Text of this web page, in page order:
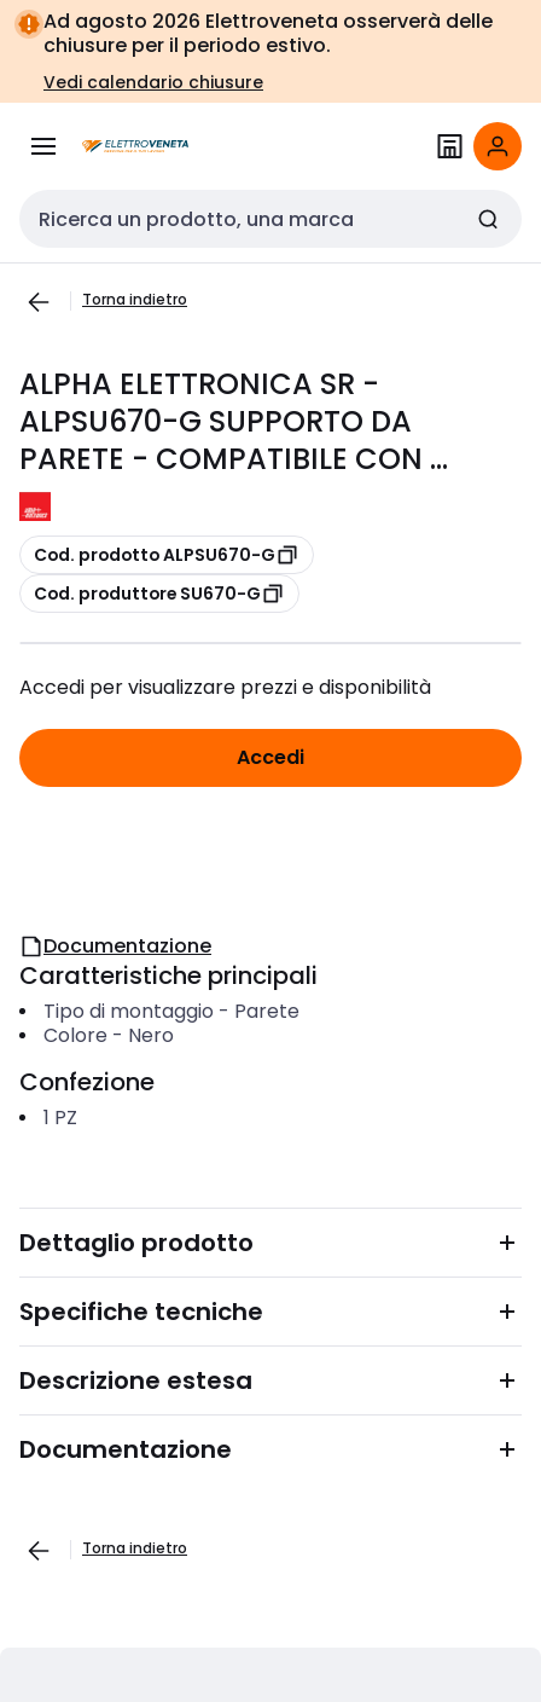
Vai alla
navigazione
Vai
alla
pagina
Ad agosto 2026 Elettroveneta osserverà delle
chiusure per il periodo estivo.
Vedi calendario chiusure
Cerca input
Torna indietro
ALPHA ELETTRONICA SR -
ALPSU670-G SUPPORTO DA
PARETE - COMPATIBILE CON ...
copia
Cod. prodotto ALPSU670-G
copia
Cod. produttore SU670-G
Accedi per visualizzare prezzi e disponibilità
Accedi
Documentazione
Caratteristiche principali
Tipo di montaggio - Parete
Colore - Nero
Confezione
1 PZ
Dettaglio prodotto
Specifiche tecniche
Descrizione estesa
Documentazione
Torna indietro